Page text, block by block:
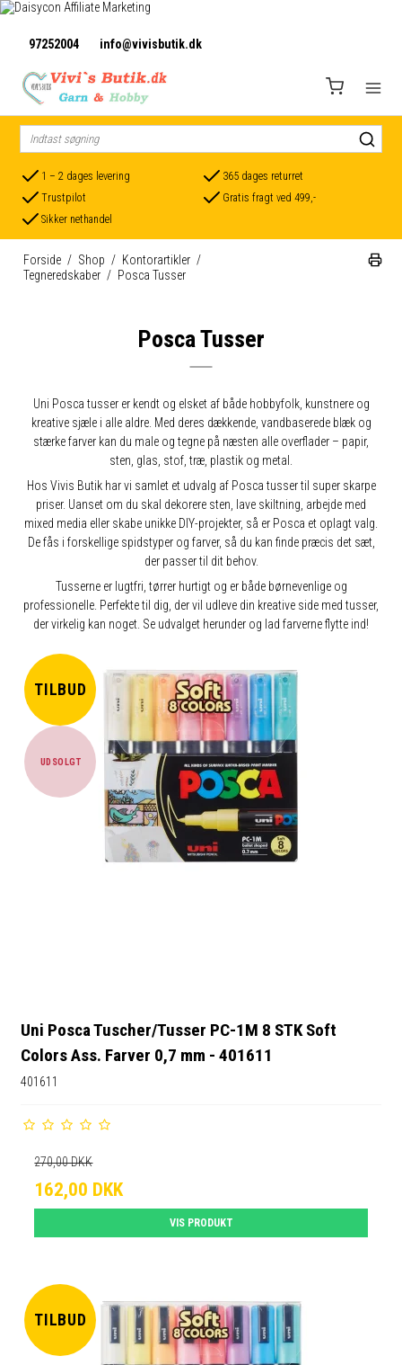
97252004 info@vivisbutik.dk
1 – 2 dages levering
365 dages returret
Trustpilot
Gratis fragt ved 499,-
Sikker nethandel
Forside / Shop / Kontorartikler /
Tegneredskaber / Posca Tusser
Posca Tusser
Uni Posca tusser er kendt og elsket af både hobbyfolk, kunstnere og
kreative sjæle i alle aldre. Med deres dækkende, vandbaserede blæk og
stærke farver kan du male og tegne på næsten alle overflader – papir,
sten, glas, stof, træ, plastik og metal.
Hos Vivis Butik har vi samlet et udvalg af Posca tusser til super skarpe
priser. Uanset om du skal dekorere sten, lave skiltning, arbejde med
mixed media eller skabe unikke DIY-projekter, så er Posca et oplagt valg.
De fås i forskellige spidstyper og farver, så du kan finde præcis det sæt,
der passer til dit behov.
Tusserne er lugtfri, tørrer hurtigt og er både børnevenlige og
professionelle. Perfekte til dig, der vil udleve din kreative side med tusser,
der virkelig kan noget. Se udvalget herunder og lad farverne flytte ind!
TILBUD
UDSOLGT
Uni Posca Tuscher/Tusser PC-1M 8 STK Soft
Colors Ass. Farver 0,7 mm - 401611
401611
270,00 DKK
162,00 DKK
VIS PRODUKT
TILBUD